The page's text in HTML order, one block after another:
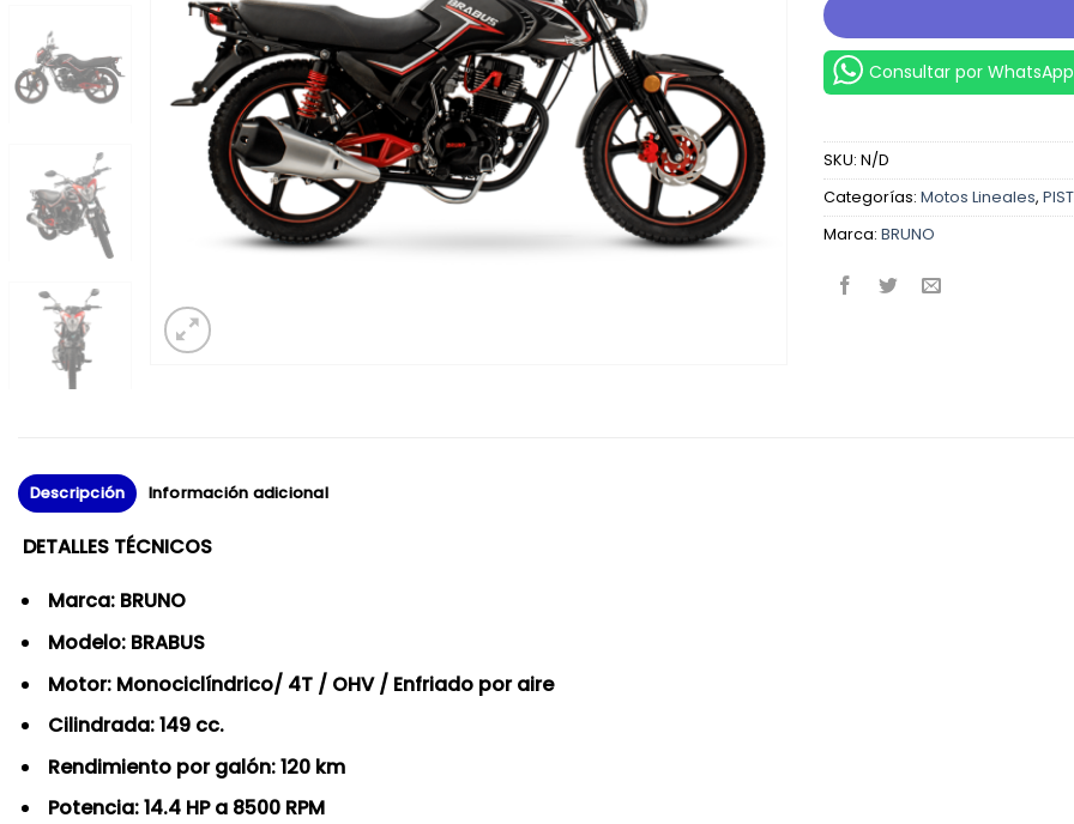
Consultar por WhatsApp
SKU: N/D
Categorías: Motos Lineales,
Marca: BRUNO
Descripción Información adicional
DETALLES TÉCNICOS
Marca: BRUNO
Modelo: BRABUS
Motor: Monociclíndrico/ 4T / OHV / Enfriado por aire
Cilindrada: 149 cc.
Rendimiento por galón: 120 km
Potencia: 14.4 HP a 8500 RPM